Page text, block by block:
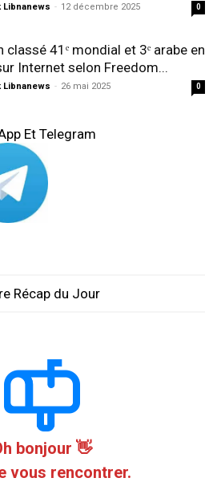
Libnanews - 12 décembre 2025 0
classé 41ᵉ mondial et 3ᵉ arabe en
Internet selon Freedom...
Libnanews - 26 mai 2025 0
Et Telegram
Récap du Jour
bonjour 👋
vous rencontrer.